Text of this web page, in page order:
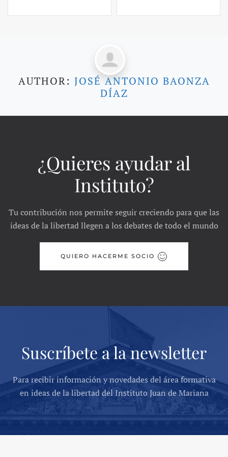
AUTHOR: JOSÉ ANTONIO BAONZA
DÍAZ
¿Quieres ayudar al
Instituto?
Tu contribución nos permite seguir creciendo para que las
ideas de la libertad llegen a los debates de todo el mundo
QUIERO HACERME SOCIO
Suscríbete a la newsletter
Para recibir información y novedades del área formativa
en ideas de la libertad del Instituto Juan de Mariana